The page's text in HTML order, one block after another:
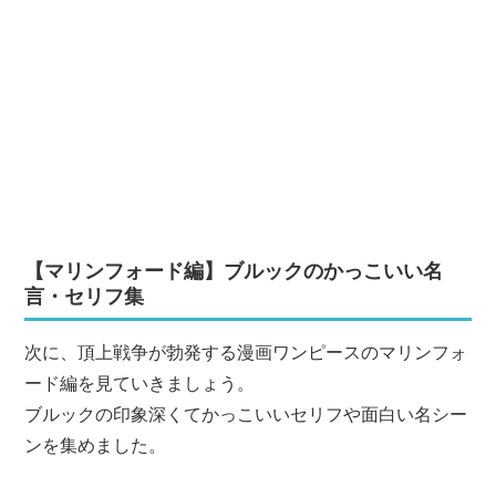
【マリンフォード編】ブルックのかっこいい名
言・セリフ集
次に、頂上戦争が勃発する漫画ワンピースのマリンフォ
ード編を見ていきましょう。
ブルックの印象深くてかっこいいセリフや面白い名シー
ンを集めました。